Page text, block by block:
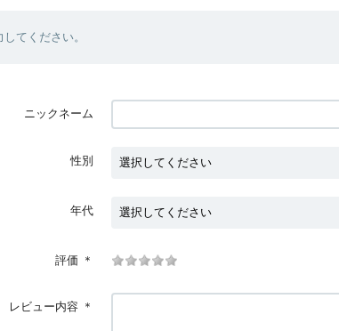
てください。
ニックネーム
性別
年代
評価 ＊
レビュー内容 ＊